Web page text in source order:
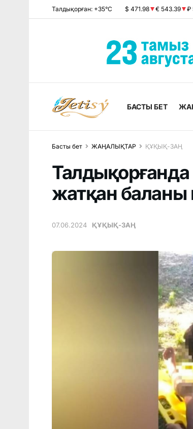
Талдықорған: +35°C $ 471.98 € 543.39 ₽
БАСТЫ БЕТ
Басты бет ЖАҢАЛЫҚТАР ҚҰҚЫҚ-ЗАҢ
Талдықорғанда
жатқан
07.06.2024 ҚҰҚЫҚ-ЗАҢ